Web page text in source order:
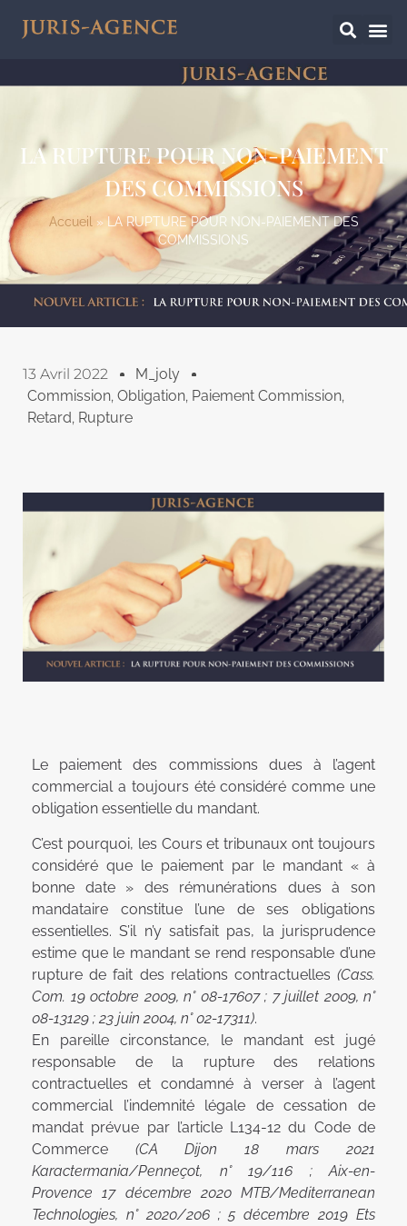
LA RUPTURE POUR NON-PAIEMENT
DES COMMISSIONS
Accueil » LA RUPTURE POUR NON-PAIEMENT DES
COMMISSIONS
13 Avril 2022
M_joly
Commission, Obligation, Paiement Commission,
Retard, Rupture
Le paiement des commissions dues à l’agent
commercial a toujours été considéré comme une
obligation essentielle du mandant.
C’est pourquoi, les Cours et tribunaux ont toujours
considéré que le paiement par le mandant « à
bonne date » des rémunérations dues à son
mandataire constitue l’une de ses obligations
essentielles. S’il n’y satisfait pas, la jurisprudence
estime que le mandant se rend responsable d’une
rupture de fait des relations contractuelles (Cass.
Com. 19 octobre 2009, n° 08-17607 ; 7 juillet 2009, n°
08-13129 ; 23 juin 2004, n° 02-17311).
En pareille circonstance, le mandant est jugé
responsable de la rupture des relations
contractuelles et condamné à verser à l’agent
commercial l’indemnité légale de cessation de
mandat prévue par l’article L134-12 du Code de
Commerce (CA Dijon 18 mars 2021
Karactermania/Penneçot, n° 19/116 ; Aix-en-
Provence 17 décembre 2020 MTB/Mediterranean
Technologies, n° 2020/206 ; 5 décembre 2019 Ets